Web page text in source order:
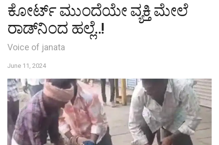
ಕೋರ್ಟ್ ಮುಂದೆಯೇ ವ್ಯಕ್ತಿ ಮೇಲೆ
ರಾಡ್‌ನಿಂದ ಹಲ್ಲೆ..!
Voice of janata
June 11, 2024